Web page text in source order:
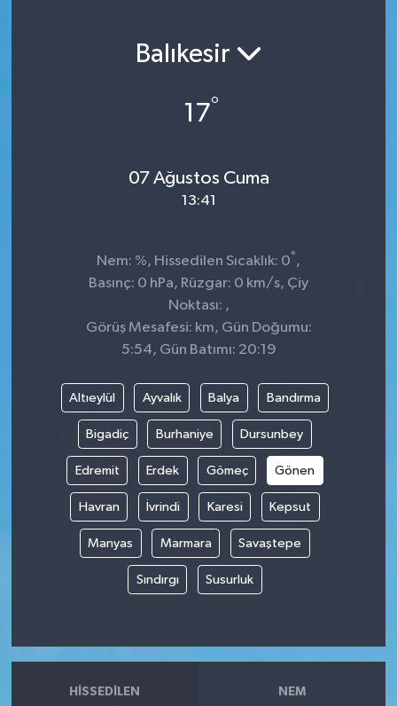
Balıkesir
17°
07 Ağustos Cuma
13:41
Nem: %, Hissedilen Sıcaklık: 0° ,
Basınç: 0 hPa, Rüzgar: 0 km/s, Çiy
Noktası: ,
Görüş Mesafesi: km, Gün Doğumu:
5:54, Gün Batımı: 20:19
Altıeylül Ayvalık Balya Bandırma
Bigadiç Burhaniye Dursunbey
Edremit Erdek Gömeç Gönen
Havran İvrindi Karesi Kepsut
Manyas Marmara Savaştepe
Sındırgı Susurluk
HISSEDILEN NEM